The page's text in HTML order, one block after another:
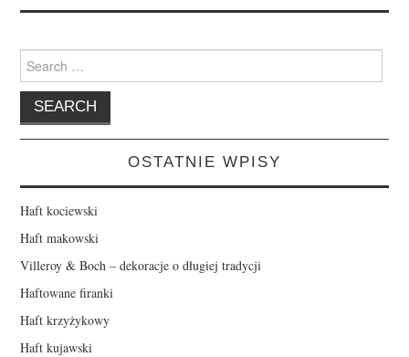
Search
for:
OSTATNIE WPISY
Haft kociewski
Haft makowski
Villeroy & Boch – dekoracje o długiej tradycji
Haftowane firanki
Haft krzyżykowy
Haft kujawski